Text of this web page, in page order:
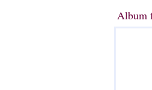
Album